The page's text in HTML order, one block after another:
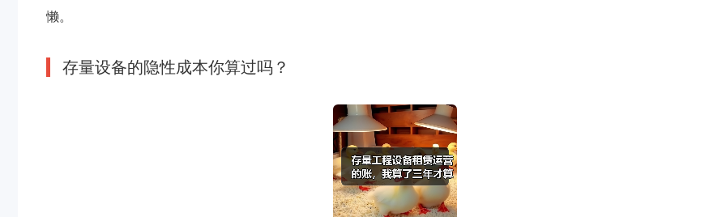
懒。
存量设备的隐性成本你算过吗？